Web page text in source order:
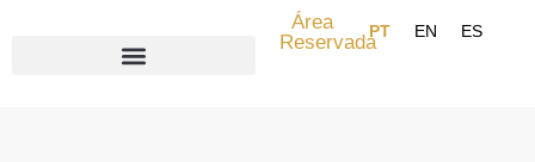
Área
Reservada